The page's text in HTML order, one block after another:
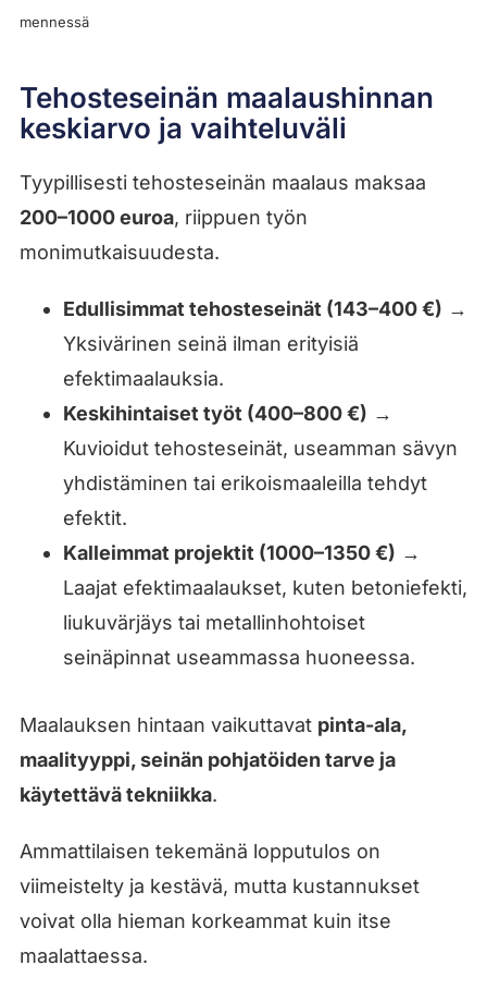
mennessä
Tehosteseinän maalaushinnan
keskiarvo ja vaihteluväli
Tyypillisesti tehosteseinän maalaus maksaa
200–1000 euroa, riippuen työn
monimutkaisuudesta.
Edullisimmat tehosteseinät (143–400 €) →
Yksivärinen seinä ilman erityisiä
efektimaalauksia.
Keskihintaiset työt (400–800 €) →
Kuvioidut tehosteseinät, useamman sävyn
yhdistäminen tai erikoismaaleilla tehdyt
efektit.
Kalleimmat projektit (1000–1350 €) →
Laajat efektimaalaukset, kuten betoniefekti,
liukuvärjäys tai metallinhohtoiset
seinäpinnat useammassa huoneessa.
Maalauksen hintaan vaikuttavat pinta-ala,
maalityyppi, seinän pohjatöiden tarve ja
käytettävä tekniikka.
Ammattilaisen tekemänä lopputulos on
viimeistelty ja kestävä, mutta kustannukset
voivat olla hieman korkeammat kuin itse
maalattaessa.